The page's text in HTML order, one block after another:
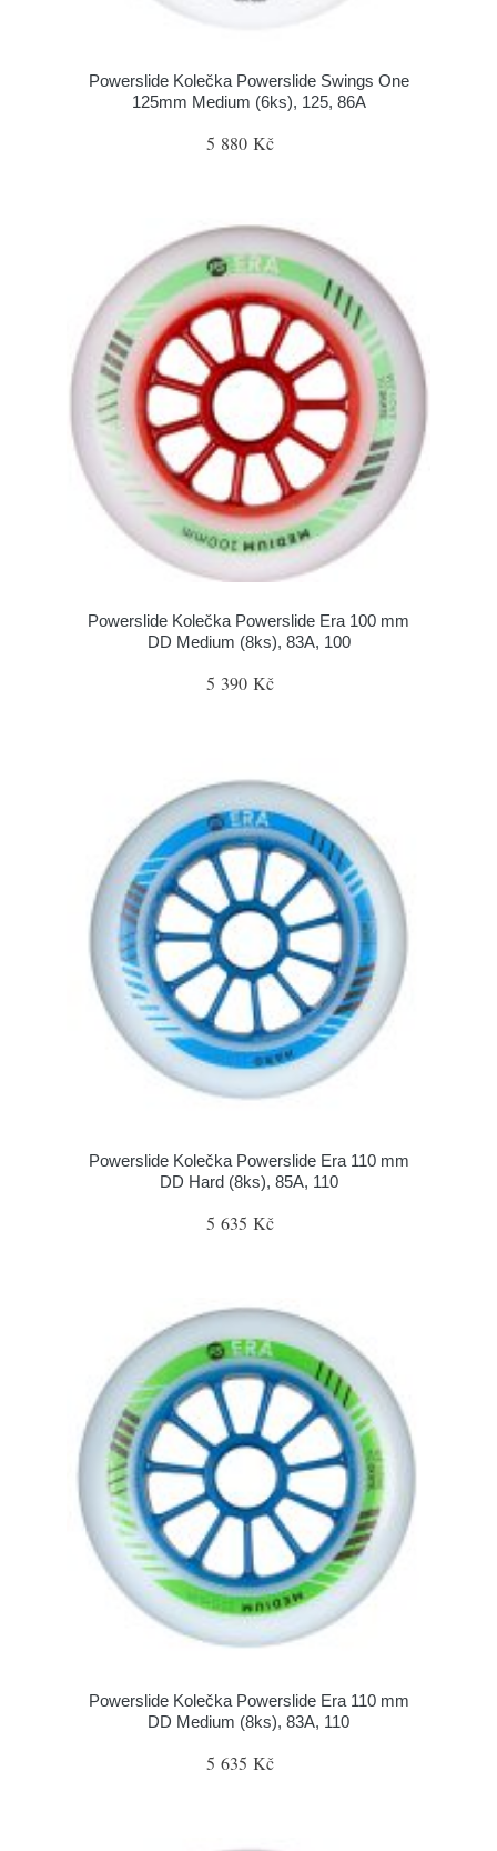
Powerslide Kolečka Powerslide Swings One
125mm Medium (6ks), 125, 86A
5 880 Kč
Powerslide Kolečka Powerslide Era 100 mm
DD Medium (8ks), 83A, 100
5 390 Kč
Powerslide Kolečka Powerslide Era 110 mm
DD Hard (8ks), 85A, 110
5 635 Kč
Powerslide Kolečka Powerslide Era 110 mm
DD Medium (8ks), 83A, 110
5 635 Kč